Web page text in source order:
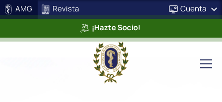
AMG
Revista
¡Hazte Socio!
Cuenta